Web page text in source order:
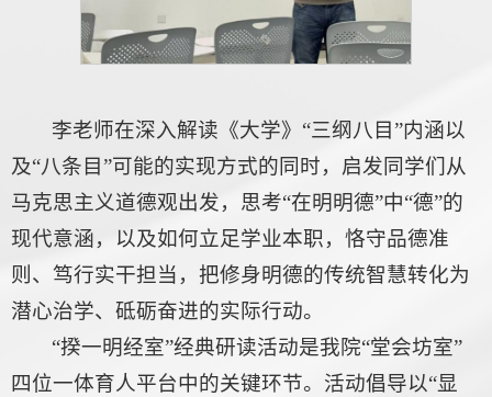
李老师在深入解读《大学》“三纲八目”内涵以
及“八条目”可能的实现方式的同时，启发同学们从
马克思主义道德观出发，思考“在明明德”中“德”的
现代意涵，以及如何立足学业本职，恪守品德准
则、笃行实干担当，把修身明德的传统智慧转化为
潜心治学、砥砺奋进的实际行动。
“揆一明经室”经典研读活动是我院“堂会坊室”
四位一体育人平台中的关键环节。活动倡导以“显